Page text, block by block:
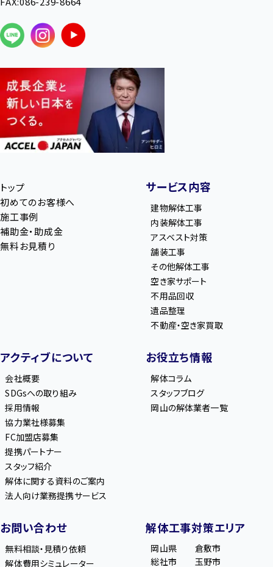
トップ
初めてのお客様へ
施工事例
補助金・助成金
無料お見積り
サービス内容
建物解体工事
内装解体工事
アスベスト対策
舗装工事
その他解体工事
空き家サポート
不用品回収
遺品整理
不動産・空き家買取
アクティブについて
会社概要
SDGsへの取り組み
採用情報
協力業社様募集
FC加盟店募集
提携パートナー
スタッフ紹介
解体に関する資料のご案内
法人向け業務提携サービス
お役立ち情報
解体コラム
スタッフブログ
岡山の解体業者一覧
お問い合わせ
無料相談・見積り依頼
解体費用シミュレーター
解体工事対策エリア
岡山県
倉敷市
総社市
玉野市